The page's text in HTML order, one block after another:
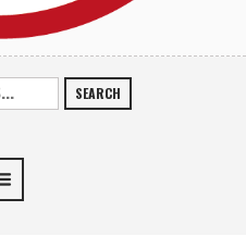
SEARCH